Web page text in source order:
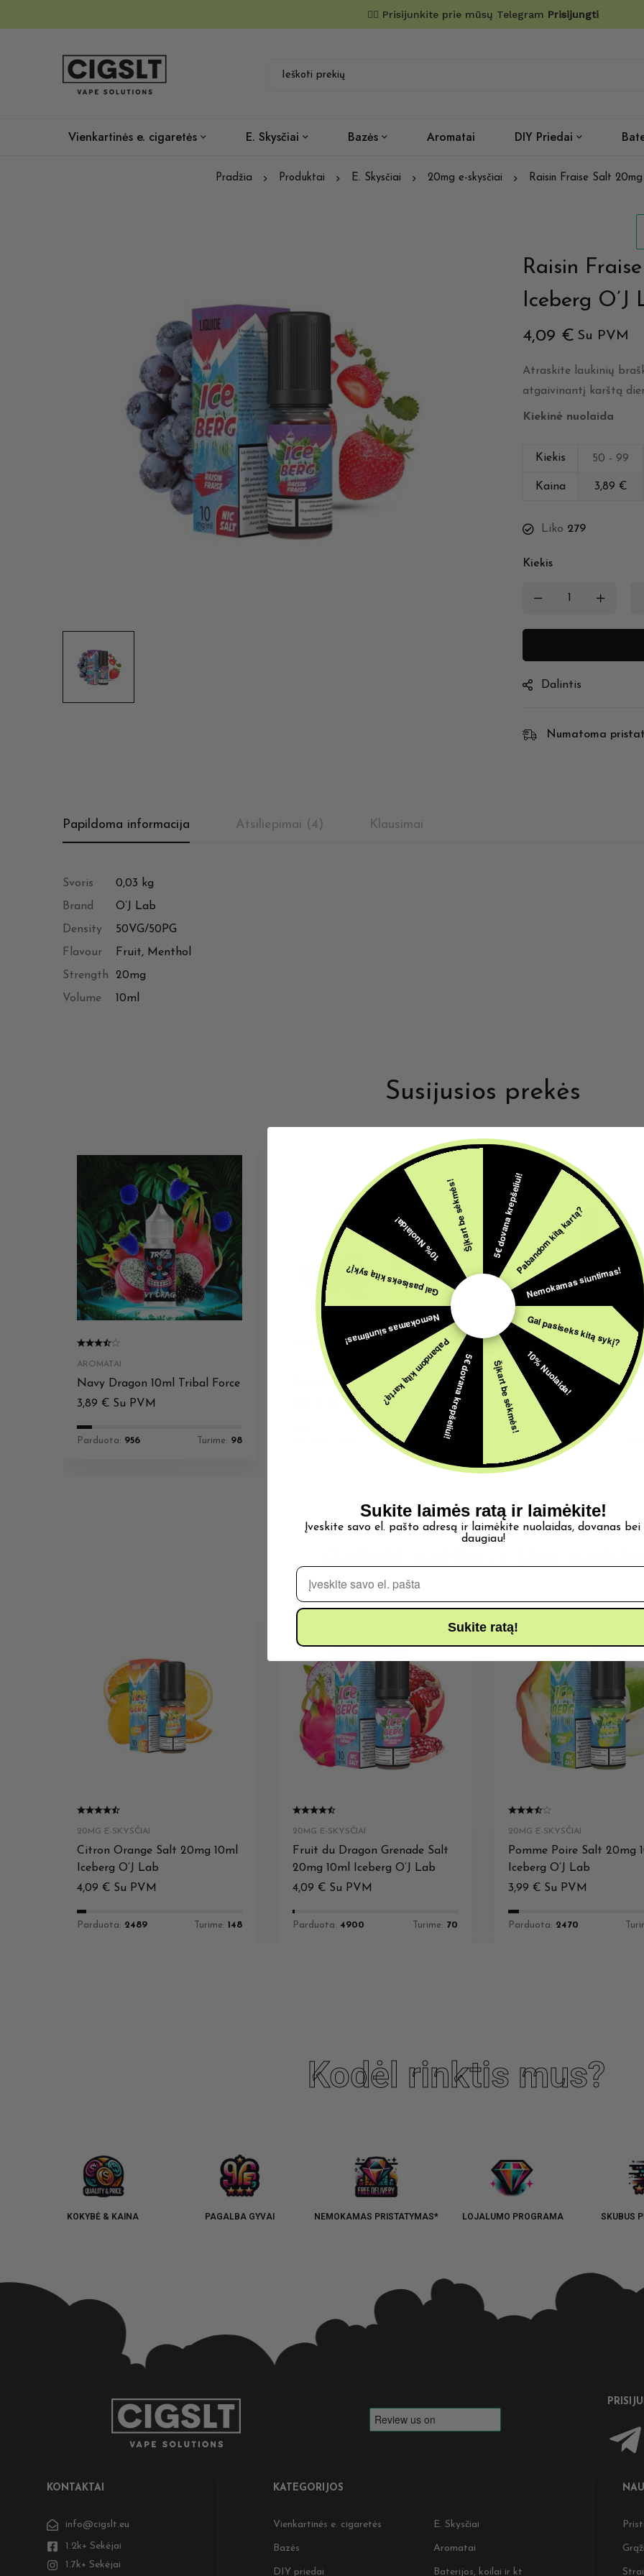
✌🏼 Prisijunkite prie mūsų Telegram Prisijungti
Vienkartinės e. cigaretės E. Skysčiai Bazės Aromatai DIY Priedai
Pradžia Produktai E. Skysčiai 20mg e-skysčiai Raisin Fraise Salt
Raisin
Iceberg O’J
4,09 € Su PVM
Atraskite laukinių
atgaivinantį karštą
Kiekinė nuolaida
Kiekis 50 - 99
Kaina 3,89 €
Liko 279
Kiekis
Dalintis
Numatoma
Papildoma informacija Atsiliepimai (4) Klausimai
Svoris
0,03 kg
Brand
O’J Lab
Density
50VG/50PG
Flavour
Fruit, Menthol
Strength
20mg
Volume
10ml
Susijusios prekės
AROMATAI
Navy Dragon 10ml Tribal Force
3,89 € Su PVM
Parduota: 956 Turime: 98
AROMATAI
Purple Beach 10ML Fruizee
Su PVM
Turime:97
AROMATAI
Mangue Papaya 10ML
4,39
€
525
Galbūt patiks ir šios prekės
20MG E-SKYSČIAI
Citron Orange Salt 20mg 10ml
Iceberg O’J Lab
4,09 € Su PVM
Parduota: 2489 Turime: 148
20MG E-SKYSČIAI
Fruit du Dragon Grenade Salt
20mg 10ml Iceberg O’J Lab
4,09 € Su PVM
Parduota: 4900 Turime: 70
20MG E-SKYSČIAI
Pomme Poire Salt 20mg
Iceberg O’J Lab
3,99 € Su PVM
Parduota: 2470
Kodėl rinktis mus?
KOKYBĖ & KAINA PAGALBA GYVAI NEMOKAMAS PRISTATYMAS* LOJALUMO PROGRAMA SKUBUS
KONTAKTAI
info@cigslt.eu
1.2k+ Sekėjai
1.7k+ Sekėjai
KATEGORIJOS
Vienkartinės e. cigaretės E. Skysčiai
Bazės Aromatai
DIY priedai Baterijos, koilai ir kt
5€ dovana krepšeliui!Pabandom kitą kartą?
Nemokamas siuntimas!
Gal pasiseks kitą sykį?
10% Nuolaida!
Šįkart be sėkmės!
5€ dovana krepšeliui!
Pabandom kitą kartą?
Nemokamas siuntimas!
Gal pasiseks kitą sykį?
10% Nuolaida!Šįkart be sėkmės!
Sukite laimės ratą ir laimėkite!
Įveskite savo el. pašto adresą ir laimėkite nuolaidas, dovanas bei
daugiau!
El. Pašto adresas
Sukite ratą!